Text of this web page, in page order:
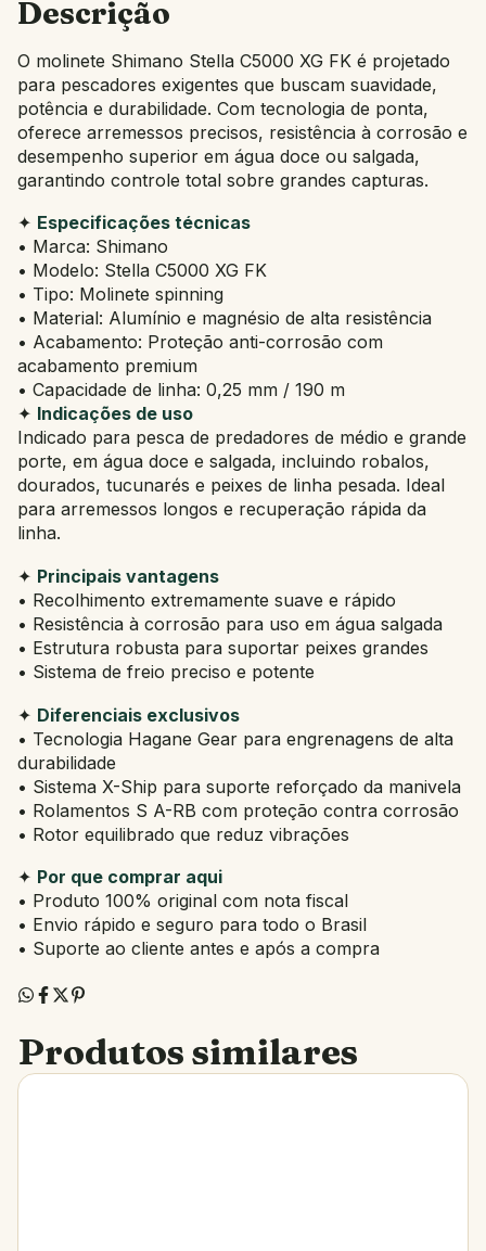
Descrição
O molinete Shimano Stella C5000 XG FK é projetado
para pescadores exigentes que buscam suavidade,
potência e durabilidade. Com tecnologia de ponta,
oferece arremessos precisos, resistência à corrosão e
desempenho superior em água doce ou salgada,
garantindo controle total sobre grandes capturas.
✦ Especificações técnicas
• Marca: Shimano
• Modelo: Stella C5000 XG FK
• Tipo: Molinete spinning
• Material: Alumínio e magnésio de alta resistência
• Acabamento: Proteção anti-corrosão com
acabamento premium
• Capacidade de linha: 0,25 mm / 190 m
✦ Indicações de uso
Indicado para pesca de predadores de médio e grande
porte, em água doce e salgada, incluindo robalos,
dourados, tucunarés e peixes de linha pesada. Ideal
para arremessos longos e recuperação rápida da
linha.
✦ Principais vantagens
• Recolhimento extremamente suave e rápido
• Resistência à corrosão para uso em água salgada
• Estrutura robusta para suportar peixes grandes
• Sistema de freio preciso e potente
✦ Diferenciais exclusivos
• Tecnologia Hagane Gear para engrenagens de alta
durabilidade
• Sistema X-Ship para suporte reforçado da manivela
• Rolamentos S A-RB com proteção contra corrosão
• Rotor equilibrado que reduz vibrações
✦ Por que comprar aqui
• Produto 100% original com nota fiscal
• Envio rápido e seguro para todo o Brasil
• Suporte ao cliente antes e após a compra
Produtos similares